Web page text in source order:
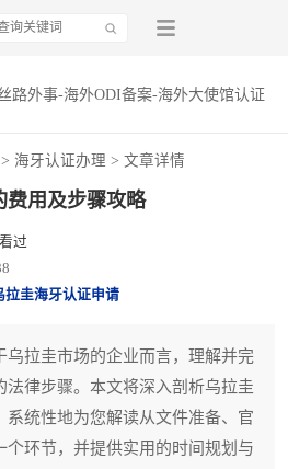
路外事-海外ODI备案-海外大使馆认证
> 海牙认证办理 > 文章详情
费用及步骤攻略
过
拉圭海牙认证申请
乌拉圭市场的企业而言，理解并完
法律步骤。本文将深入剖析乌拉圭
系统性地为您解读从文件准备、官
个环节，并提供实用的时间规划与